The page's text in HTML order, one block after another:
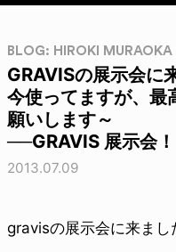
BLOG: HIROKI MURAOKA
GRAVISの展示会に
今使ってますが、最
願いします～
──GRAVIS 展示会！
2013.07.09
gravisの展示会に来まし